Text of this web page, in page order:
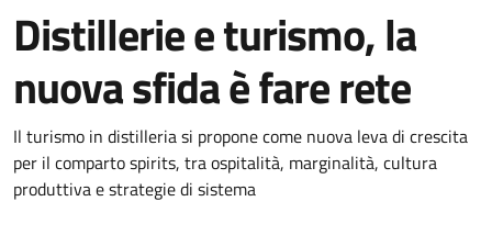
Distillerie e turismo, la
nuova sfida è fare rete
Il turismo in distilleria si propone come nuova leva di crescita
per il comparto spirits, tra ospitalità, marginalità, cultura
produttiva e strategie di sistema